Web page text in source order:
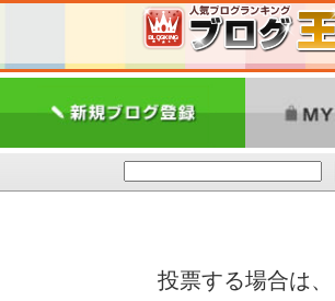
投票する場合は、